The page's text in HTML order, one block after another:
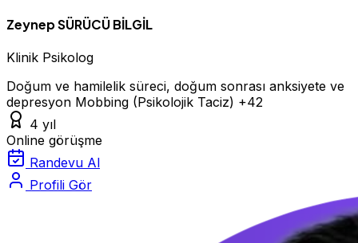
Zeynep SÜRÜCÜ BİLGİL
Klinik Psikolog
Doğum ve hamilelik süreci, doğum sonrası anksiyete ve
depresyon Mobbing (Psikolojik Taciz) +42
4 yıl
Online görüşme
Randevu Al
Profili Gör